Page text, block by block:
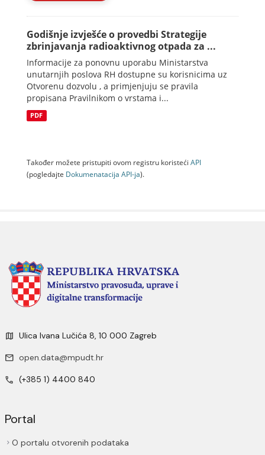
Godišnje izvješće o provedbi Strategije
zbrinjavanja radioaktivnog otpada za ...
Informacije za ponovnu uporabu Ministarstva
unutarnjih poslova RH dostupne su korisnicima uz
Otvorenu dozvolu , a primjenjuju se pravila
propisana Pravilnikom o vrstama i...
PDF
Također možete pristupiti ovom registru koristeći API
(pogledajte Dokumenаtаcijа API-jа).